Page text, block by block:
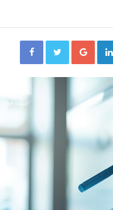
FacebookTwitter